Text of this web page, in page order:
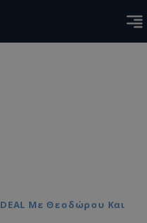
DEAL Με Θεοδώρου Και